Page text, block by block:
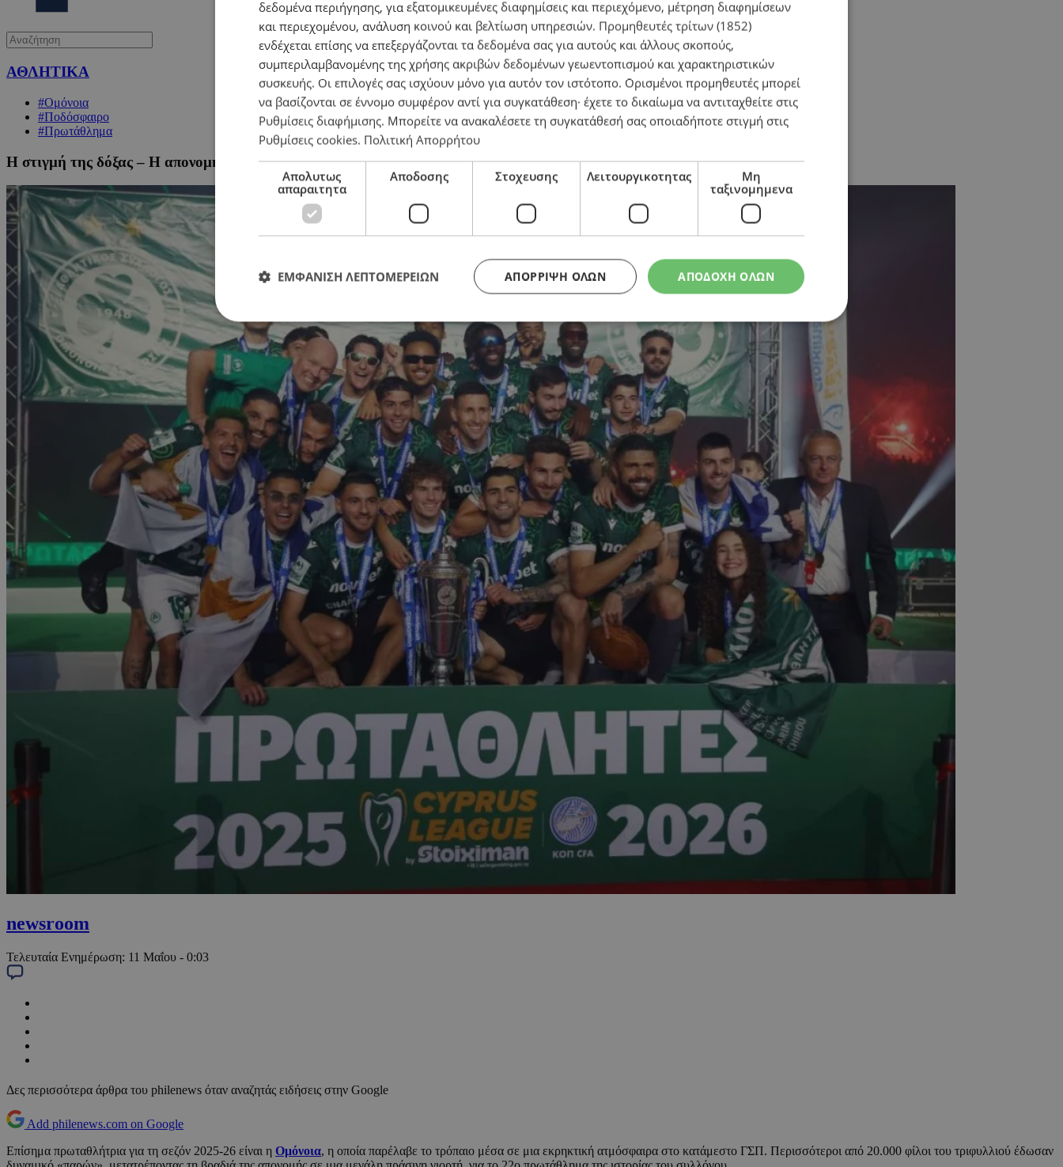
ΑΘΛΗΤΙΚΑ
#Ομόνοια
#Ποδόσφαιρο
#Πρωτάθλημα
Η στιγμή της δόξας – Η απονομή του τίτλου στην πρωταθλήτρια Ομόνοια
newsroom
Τελευταία Ενημέρωση: 11 Μαΐου - 0:03
Δες περισσότερα άρθρα του philenews όταν αναζητάς ειδήσεις στην Google
Add philenews.com on Google
Επίσημα πρωταθλήτρια για τη σεζόν 2025-26 είναι η Ομόνοια, η οποία παρέλαβε το τρόπαιο μέσα σε μια εκρηκτική ατμόσφαιρα στο κατάμεστο ΓΣΠ. Περισσότεροι από 20.000 φίλοι του τριφυλλιού έδωσαν
δεδομένα περιήγησης, για εξατομικευμένες διαφημίσεις και περιεχόμενο, μέτρηση διαφημίσεων
και περιεχομένου, ανάλυση κοινού και βελτίωση υπηρεσιών. Προμηθευτές τρίτων (1852)
ενδέχεται επίσης να επεξεργάζονται τα δεδομένα σας για αυτούς και άλλους σκοπούς,
συμπεριλαμβανομένης της χρήσης ακριβών δεδομένων γεωεντοπισμού και χαρακτηριστικών
συσκευής. Οι επιλογές σας ισχύουν μόνο για αυτόν τον ιστότοπο. Ορισμένοι προμηθευτές μπορεί
να βασίζονται σε έννομο συμφέρον αντί για συγκατάθεση· έχετε το δικαίωμα να αντιταχθείτε στις
Ρυθμίσεις διαφήμισης. Μπορείτε να ανακαλέσετε τη συγκατάθεσή σας οποιαδήποτε στιγμή στις
Ρυθμίσεις cookies. Πολιτική Απορρήτου
Απολυτως
απαραιτητα
Αποδοσης Στοχευσης Λειτουργικοτητας
Μη
ταξινομημενα
ΑΠΟΔΟΧΗ ΟΛΩΝ
ΑΠΌΡΡΙΨΗ ΌΛΩΝ
ΕΜΦΑΝΙΣΗ ΛΕΠΤΟΜΕΡΕΙΩΝ